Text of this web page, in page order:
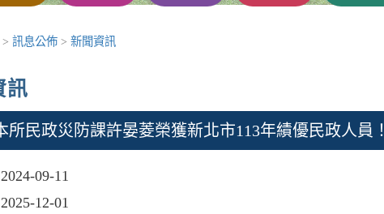
> 訊息公佈 > 新聞資訊
訊
所民政災防課許晏菱榮獲新北市113年績優民政人員！
2024-09-11
2025-12-01